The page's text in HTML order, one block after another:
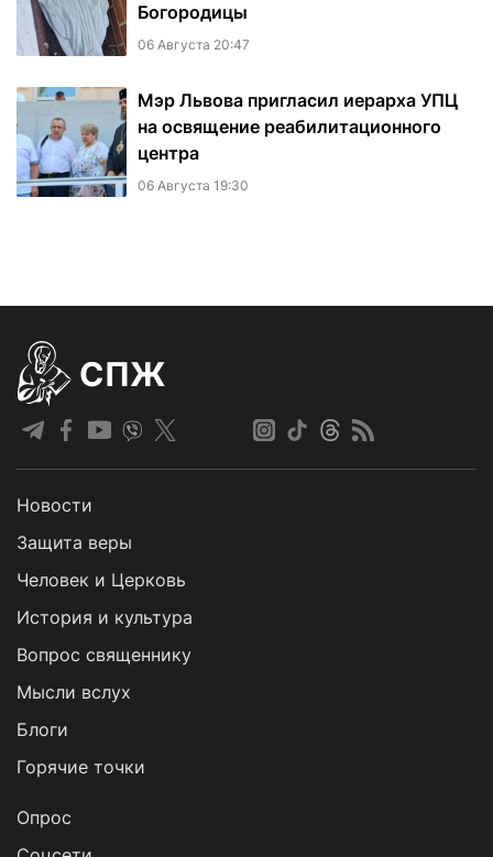
Богородицы
06 Августа 20:47
Мэр Львова пригласил иерарха УПЦ
на освящение реабилитационного
центра
06 Августа 19:30
СПЖ
Новости
Защита веры
Человек и Церковь
История и культура
Вопрос священнику
Мысли вслух
Блоги
Горячие точки
Опрос